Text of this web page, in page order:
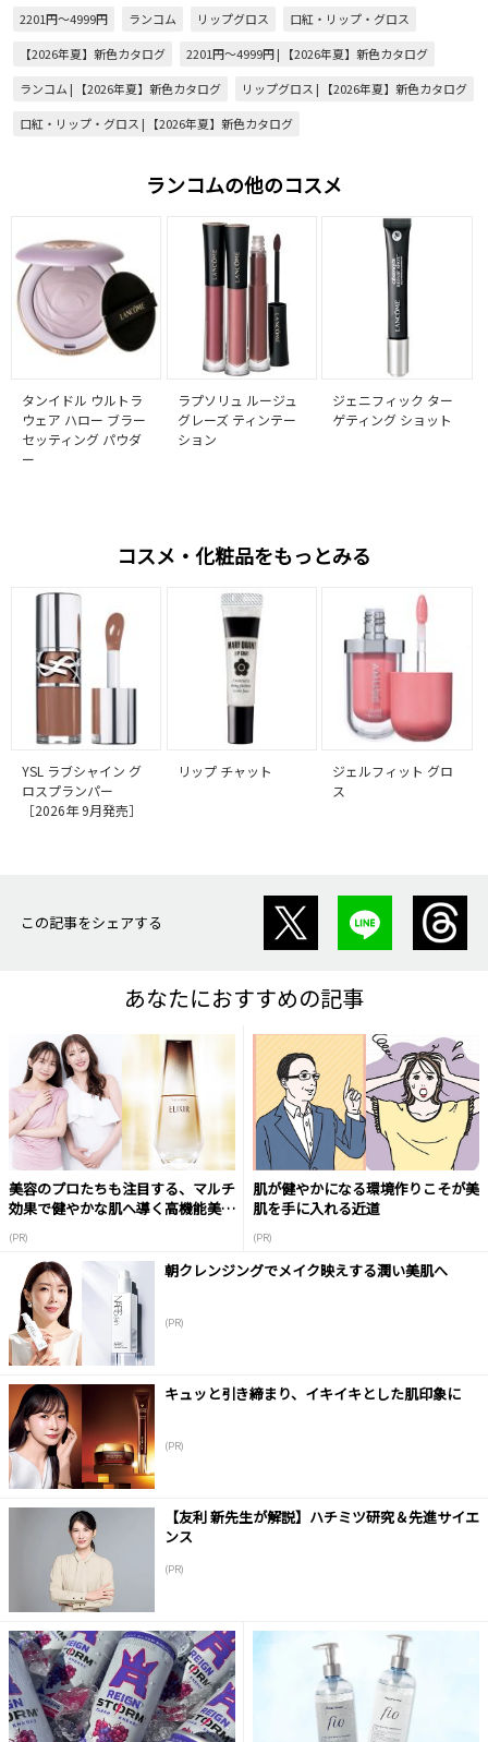
2201円～4999円 ランコム リップグロス
口紅・リップ・グロス
【2026年夏】新色カタログ
2201円～4999円 | 【2026年夏】新色カタログ
ランコム | 【2026年夏】新色カタログ
リップグロス | 【2026年夏】新色カタログ
口紅・リップ・グロス | 【2026年夏】新色カタログ
ランコムの他のコスメ
タンイドル ウルトラ
ウェア ハロー ブラー
セッティング パウダ
ー
ラプソリュ ルージュ
グレーズ ティンテー
ション
ジェニフィック ター
ゲティング ショット
コスメ・化粧品をもっとみる
YSL ラブシャイン グ
ロスプランパー
［2026年 9月発売］
リップ チャット
ジェルフィット グロ
ス
この記事をシェアする
あなたにおすすめの記事
美容のプロたちも注目する、マルチ
効果で健やかな肌へ導く高機能美容
(PR)
肌が健やかになる環境作りこそが美
肌を手に入れる近道
(PR)
朝クレンジングでメイク映えする潤い美肌へ
(PR)
キュッと引き締まり、イキイキとした肌印象に
(PR)
【友利 新先生が解説】ハチミツ研究＆先進サイエ
ンス
(PR)